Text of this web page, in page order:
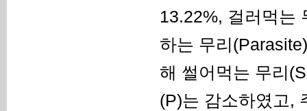
13.22%, 걸러먹는
하는 무리
해 썰어먹는 무리
(P)는 감소하였고,